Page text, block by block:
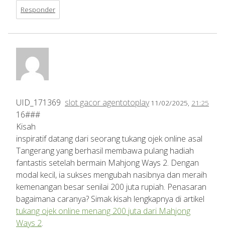
Responder
slot gacor agentotoplay 11/02/2025, 21:25
UID_171369
16###
Kisah
inspiratif datang dari seorang tukang ojek online asal
Tangerang yang berhasil membawa pulang hadiah
fantastis setelah bermain Mahjong Ways 2. Dengan
modal kecil, ia sukses mengubah nasibnya dan meraih
kemenangan besar senilai 200 juta rupiah. Penasaran
bagaimana caranya? Simak kisah lengkapnya di artikel
tukang ojek online menang 200 juta dari Mahjong
Ways 2.